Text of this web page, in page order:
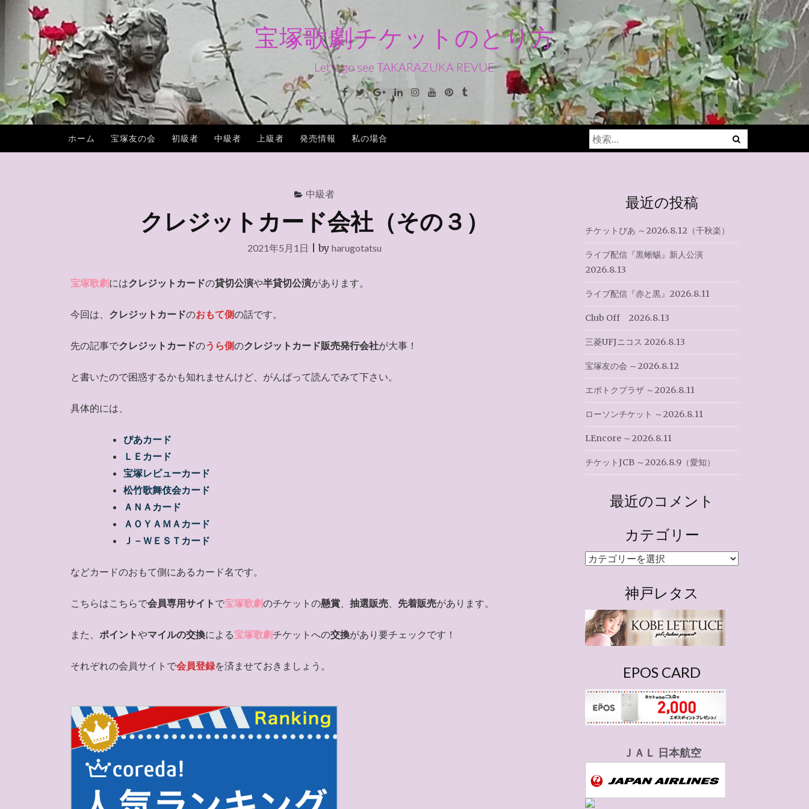
へ
ス
キ
宝塚歌劇チケットのとり方
Let's go see TAKARAZUKA REVUE
Facebook
TwitterGoogle+LinkedinInstagramYoutubePinterest
Tumblr
ホーム 宝塚友の会 初級者 中級者 上級者 発売情報 私の場合
検
索:
中級者
クレジットカード会社（その３）
2021年5月1日 |by harugotatsu
宝塚歌劇 にはクレジットカードの貸切公演や半貸切公演があります。
今回は、 クレジットカードのおもて側の話です。
先の記事でクレジットカードのうら側のクレジットカード販売発行会社が大事！
と書いたので困惑するかも知れませんけど、がんばって読んでみて下さい。
具体的には、
ぴあカード
ＬＥカード
宝塚レビューカード
松竹歌舞伎会カード
ＡＮＡカード
ＡＯＹＡＭＡカード
Ｊ－ＷＥＳＴカード
などカードのおもて側にあるカード名です。
こちらはこちらで会員専用サイト で宝塚歌劇のチケットの懸賞、 抽選販売、 先着販売があります。
また、 ポイントやマイルの交換による宝塚歌劇チケットへの交換があり要チェックです！
それぞれの会員サイトで会員登録を済ませておきましょう。
最近の投稿
チケットぴあ ～2026.8.12（千秋楽）
ライブ配信『黒蜥蜴』新人公演
2026.8.13
ライブ配信『赤と黒』2026.8.11
Club Off 2026.8.13
三菱UFJニコス 2026.8.13
宝塚友の会 ～2026.8.12
エポトクプラザ ～2026.8.11
ローソンチケット ～2026.8.11
LEncore ～2026.8.11
チケットJCB ～2026.8.9（愛知）
最近のコメント
カテゴリー
カ
ー
神戸レタス
EPOS CARD
ＪＡＬ 日本航空